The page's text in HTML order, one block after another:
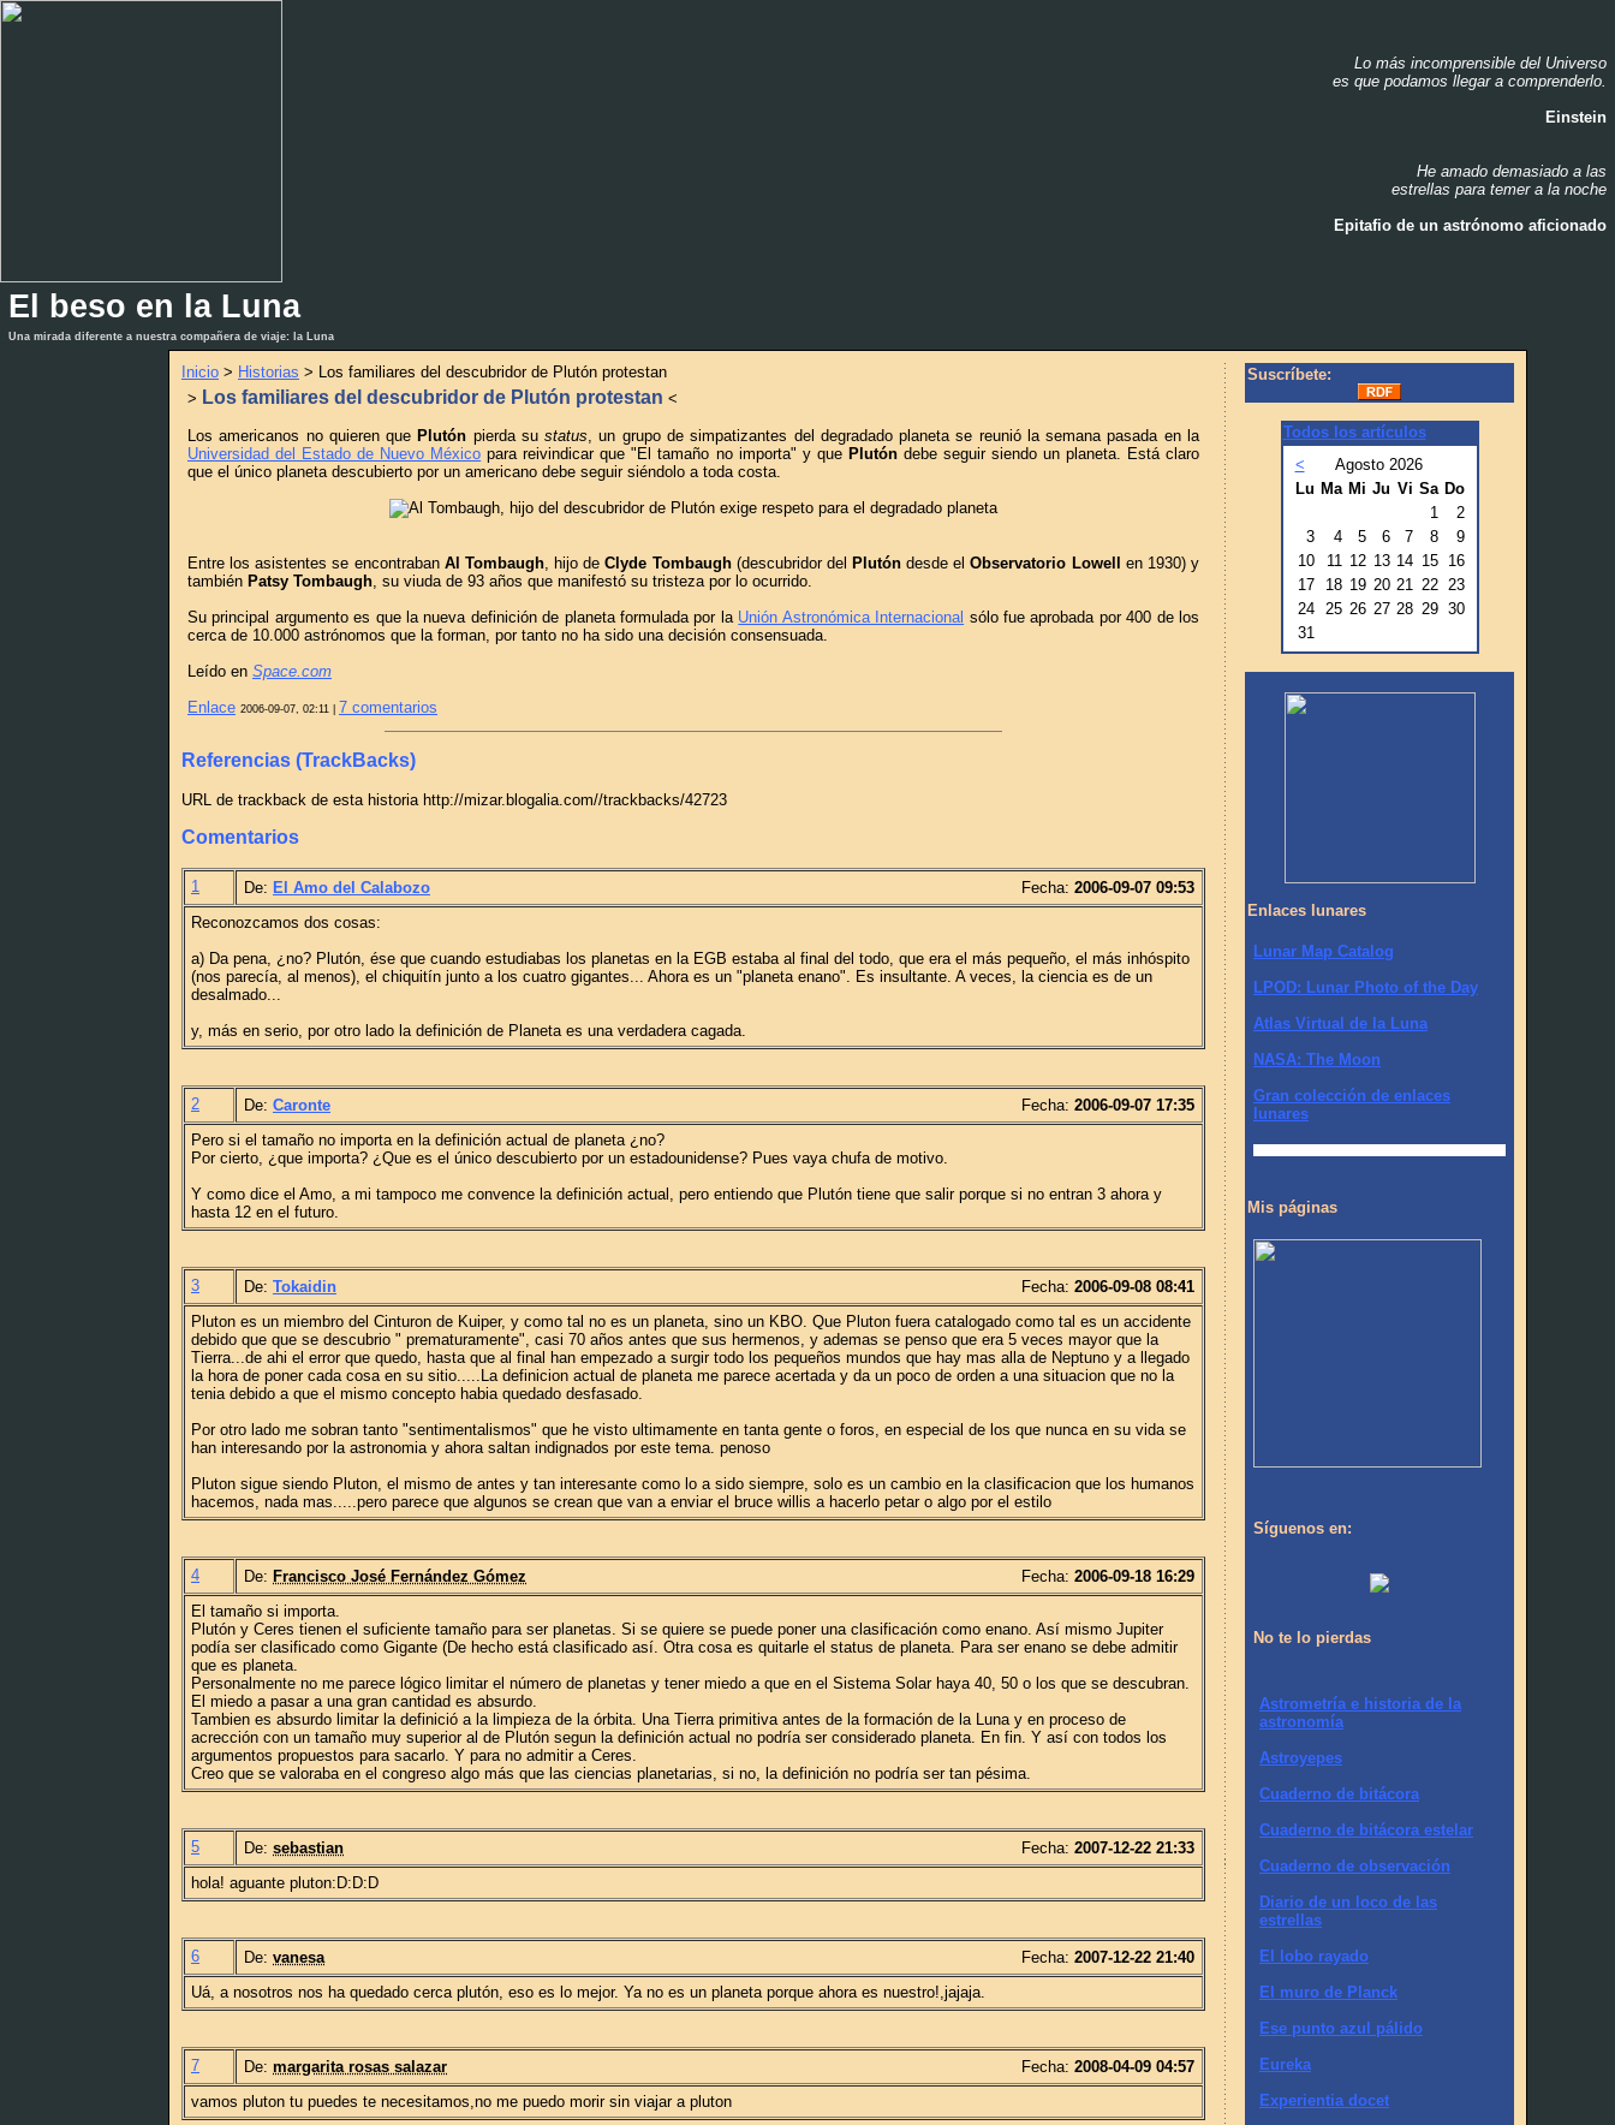
Lo más incomprensible del Universo
es que podamos llegar a comprenderlo.
Einstein
He amado demasiado a las
estrellas para temer a la noche
Epitafio de un astrónomo aficionado
El beso en la Luna
Una mirada diferente a nuestra compañera de viaje: la Luna
Inicio > Historias > Los familiares del descubridor de Plutón protestan
> Los familiares del descubridor de Plutón protestan <
Los americanos no quieren que Plutón pierda sustatus, un grupo de simpatizantes del degradado planeta se reunió la semana pasada en la
Universidad del Estado de Nuevo México para reivindicar que "El tamaño no importa" y que Plutóndebe seguir siendo un planeta. Está claro
que el único planeta descubierto por un americano debe seguir siéndolo a toda costa.
Entre los asistentes se encontraban Al Tombaugh, hijo deClyde Tombaugh(descubridor del Plutóndesde elObservatorio Lowell
en 1930) y
también Patsy Tombaugh, su viuda de 93 años que manifestó su tristeza por lo ocurrido.
Su principal argumento es que la nueva definición de planeta formulada por la Unión Astronómica Internacional sólo fue aprobada por 400 de los
cerca de 10.000 astrónomos que la forman, por tanto no ha sido una decisión consensuada.
Leído en Space.com
Enlace 2006-09-07, 02:11 | 7 comentarios
Referencias (TrackBacks)
URL de trackback de esta historia http://mizar.blogalia.com//trackbacks/42723
Comentarios
1 De: El Amo del Calabozo Fecha: 2006-09-07 09:53
Reconozcamos dos cosas:
a) Da pena, ¿no? Plutón, ése que cuando estudiabas los planetas en la EGB estaba al final del todo, que era el más pequeño, el más inhóspito
(nos parecía, al menos), el chiquitín junto a los cuatro gigantes... Ahora es un "planeta enano". Es insultante. A veces, la ciencia es de un
desalmado...
y, más en serio, por otro lado la definición de Planeta es una verdadera cagada.
2 De: Caronte Fecha: 2006-09-07 17:35
Pero si el tamaño no importa en la definición actual de planeta ¿no?
Por cierto, ¿que importa? ¿Que es el único descubierto por un estadounidense? Pues vaya chufa de motivo.
Y como dice el Amo, a mi tampoco me convence la definición actual, pero entiendo que Plutón tiene que salir porque si no entran 3 ahora y
hasta 12 en el futuro.
3 De: Tokaidin Fecha: 2006-09-08 08:41
Pluton es un miembro del Cinturon de Kuiper, y como tal no es un planeta, sino un KBO. Que Pluton fuera catalogado como tal es un accidente
debido que que se descubrio " prematuramente", casi 70 años antes que sus hermenos, y ademas se penso que era 5 veces mayor que la
Tierra...de ahi el error que quedo, hasta que al final han empezado a surgir todo los pequeños mundos que hay mas alla de Neptuno y a llegado
la hora de poner cada cosa en su sitio.....La definicion actual de planeta me parece acertada y da un poco de orden a una situacion que no la
tenia debido a que el mismo concepto habia quedado desfasado.
Por otro lado me sobran tanto "sentimentalismos" que he visto ultimamente en tanta gente o foros, en especial de los que nunca en su vida se
han interesando por la astronomia y ahora saltan indignados por este tema. penoso
Pluton sigue siendo Pluton, el mismo de antes y tan interesante como lo a sido siempre, solo es un cambio en la clasificacion que los humanos
hacemos, nada mas.....pero parece que algunos se crean que van a enviar el bruce willis a hacerlo petar o algo por el estilo
4 De: Francisco José Fernández Gómez Fecha: 2006-09-18 16:29
El tamaño si importa.
Plutón y Ceres tienen el suficiente tamaño para ser planetas. Si se quiere se puede poner una clasificación como enano. Así mismo Jupiter
podía ser clasificado como Gigante (De hecho está clasificado así. Otra cosa es quitarle el status de planeta. Para ser enano se debe admitir
que es planeta.
Personalmente no me parece lógico limitar el número de planetas y tener miedo a que en el Sistema Solar haya 40, 50 o los que se descubran.
El miedo a pasar a una gran cantidad es absurdo.
Tambien es absurdo limitar la definició a la limpieza de la órbita. Una Tierra primitiva antes de la formación de la Luna y en proceso de
acrección con un tamaño muy superior al de Plutón segun la definición actual no podría ser considerado planeta. En fin. Y así con todos los
argumentos propuestos para sacarlo. Y para no admitir a Ceres.
Creo que se valoraba en el congreso algo más que las ciencias planetarias, si no, la definición no podría ser tan pésima.
5 De: sebastian Fecha: 2007-12-22 21:33
hola! aguante pluton:D:D:D
6 De: vanesa Fecha: 2007-12-22 21:40
Uá, a nosotros nos ha quedado cerca plutón, eso es lo mejor. Ya no es un planeta porque ahora es nuestro!,jajaja.
7 De: margarita rosas salazar Fecha: 2008-04-09 04:57
vamos pluton tu puedes te necesitamos,no me puedo morir sin viajar a pluton
Suscríbete:
Todos los artículos
<
Agosto 2026
Lu Ma Mi Ju Vi Sa Do
1
2
3
4 5 6 7 8
9
10
11 12 13 14 15
16
17
18 19 20 21 22 23
24
25 26 27 28 29 30
31
Enlaces lunares
Lunar Map Catalog
LPOD: Lunar Photo of the Day
Atlas Virtual de la Luna
NASA: The Moon
Gran colección de enlaces
lunares
Mis páginas
Síguenos en:
No te lo pierdas
Astrometría e historia de la
astronomía
Astroyepes
Cuaderno de bitácora
Cuaderno de bitácora estelar
Cuaderno de observación
Diario de un loco de las
estrellas
El lobo rayado
El muro de Planck
Ese punto azul pálido
Eureka
Experientia docet